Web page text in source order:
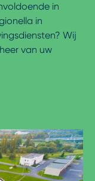
in
in
Wij
van uw